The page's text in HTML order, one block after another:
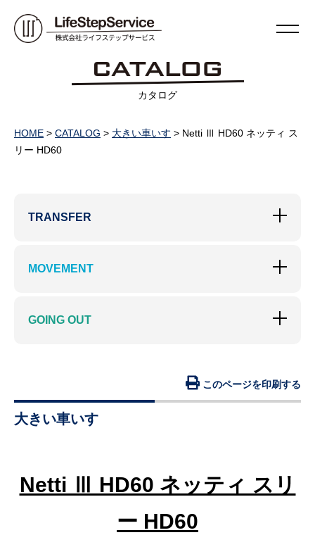
カタログ
HOME > CATALOG > 大きい車いす > Netti Ⅲ HD60 ネッティ ス
リー HD60
TRANSFER
MOVEMENT
GOING OUT
このページを印刷する
大きい車いす
Netti Ⅲ HD60 ネッティ スリ
ー HD60